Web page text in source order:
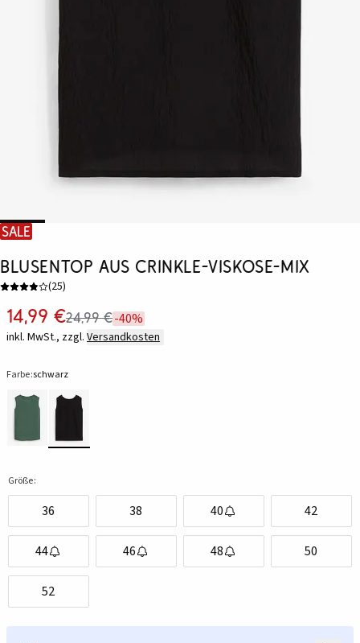
SALE
Blusentop aus Crinkle-Viskose-Mix
(25)
14,99 €24,99 €-40%
inkl. MwSt., zzgl. Versandkosten
Farbe:schwarz
Größe:
36 38 40 42
44 46 48 50
52